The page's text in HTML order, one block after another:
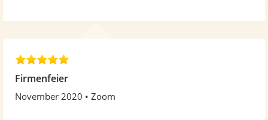
5
v
Firmenfeier
November 2020 Zoom